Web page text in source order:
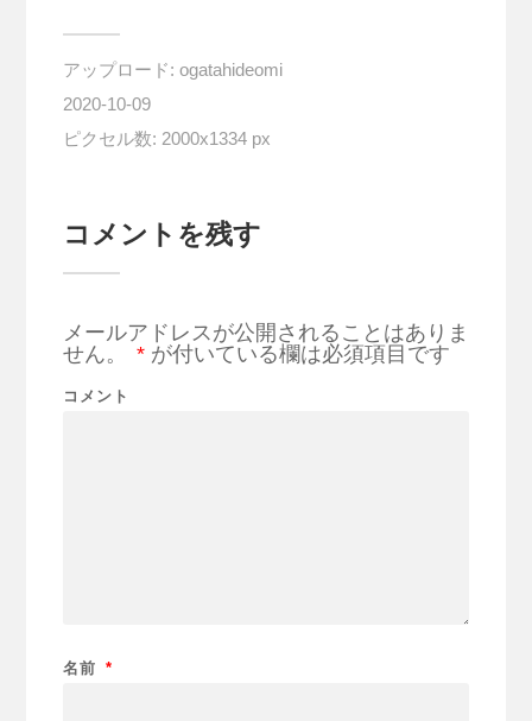
アップロード: ogatahideomi
2020-10-09
ピクセル数: 2000x1334 px
コメントを残す
メールアドレスが公開されることはありま
せん。
*が付いている欄は必須項目です
コメント
名前 *